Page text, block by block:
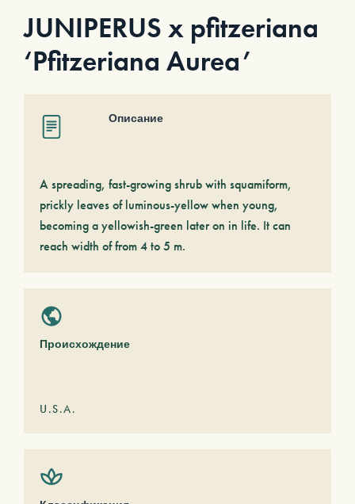
JUNIPERUS x pfitzeriana
‘Pfitzeriana Aurea’
Описание
A spreading, fast-growing shrub with squamiform,
prickly leaves of luminous-yellow when young,
becoming a yellowish-green later on in life. It can
reach width of from 4 to 5 m.
Происхождение
U.S.A.